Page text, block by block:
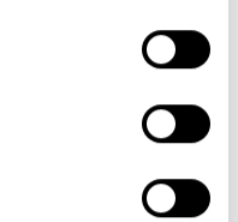
également :
précises à plusieurs
activement
spécifiques